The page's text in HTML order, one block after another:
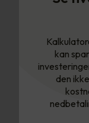
kan
den